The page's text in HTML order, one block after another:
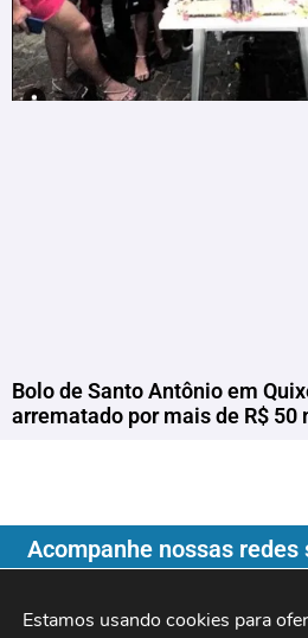
Bolo de Santo Antônio em
arrematado por mais de R$ 50
Acompanhe nossas redes
Estamos usando cookies para